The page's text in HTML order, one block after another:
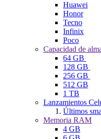
Huawei
Honor
Tecno
Infinix
Poco
Capacidad de
64 GB
128 GB
256 GB
512 GB
1 TB
Lanzamientos
Últimos
Memoria RAM
4 GB